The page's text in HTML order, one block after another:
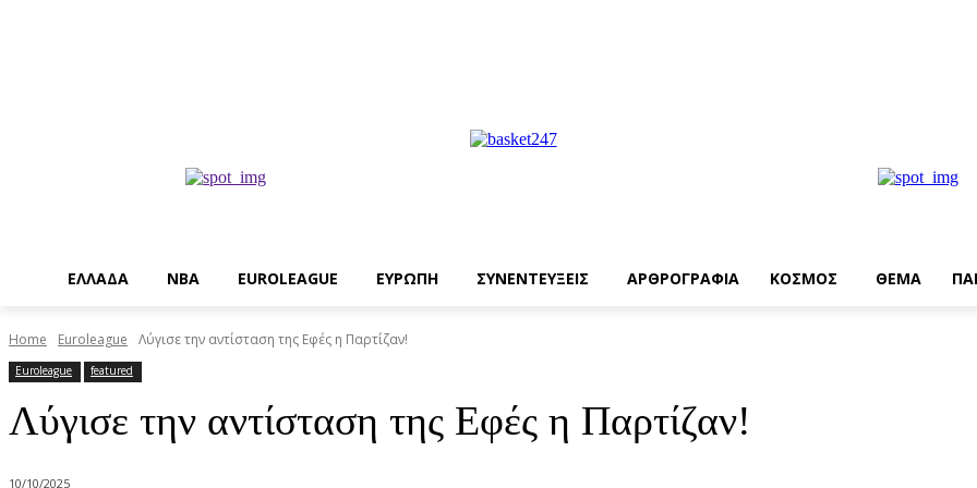
EΛΛΑΔΑ NBA ΕUROLEAGUE ΕΥΡΩΠΗ ΣΥΝΕΝΤΕΥΞΕΙΣ ΑΡΘΡΟΓΡΑΦΙΑ ΚΟΣΜΟΣ ΘΕΜΑ
Home Euroleague Λύγισε την αντίσταση της Εφές η Παρτίζαν!
Euroleague featured
Λύγισε την αντίσταση της Εφές η Παρτίζαν!
10/10/2025